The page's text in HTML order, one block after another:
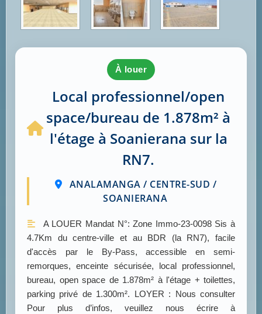
à louer
Local professionnel/open
space/bureau de 1.878m² à
l'étage à Soanierana sur la
RN7.
ANALAMANGA / CENTRE-SUD /
SOANIERANA
A LOUER Mandat N°: Zone Immo-23-0098 Sis à
4.7Km du centre-ville et au BDR (la RN7), facile
d'accès par le By-Pass, accessible en semi-
remorques, enceinte sécurisée, local professionnel,
bureau, open space de 1.878m² à l'étage + toilettes,
parking privé de 1.300m². LOYER : Nous consulter
Pour plus d’infos, veuillez nous écrire à